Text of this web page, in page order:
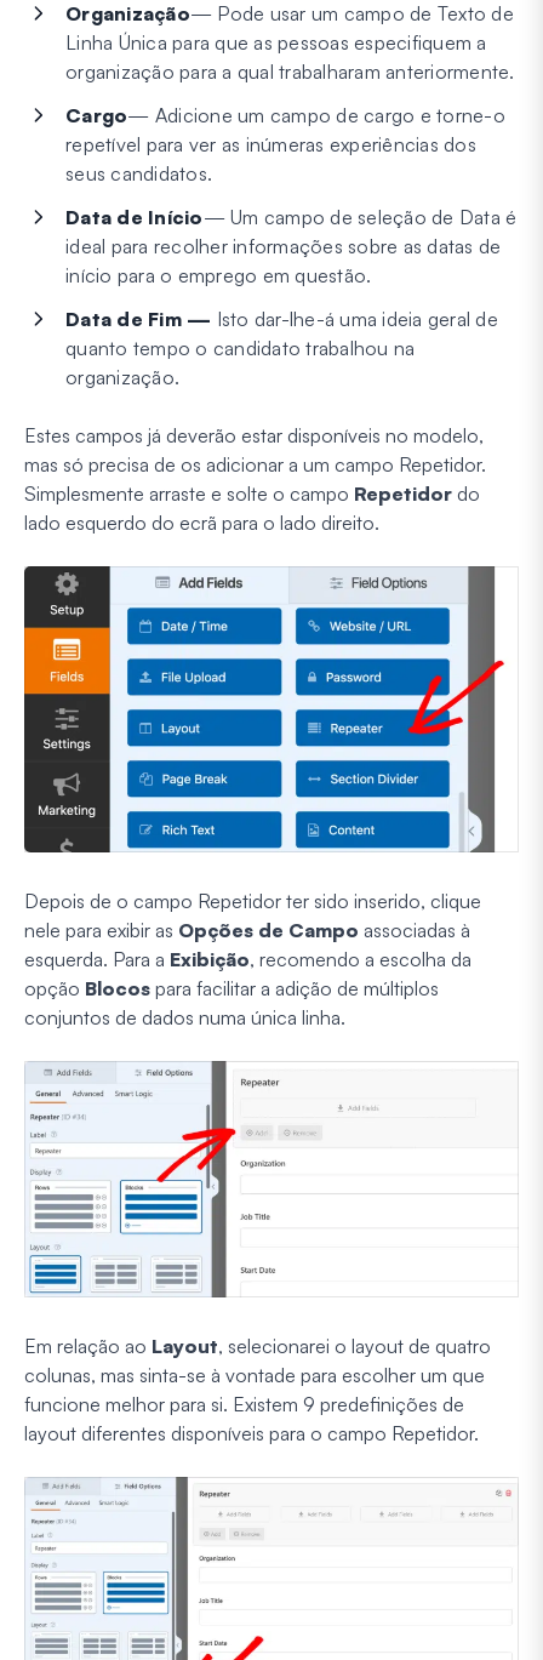
Organização— Pode usar um campo de Texto de
Linha Única para que as pessoas especifiquem a
organização para a qual trabalharam anteriormente.
Cargo— Adicione um campo de cargo e torne-o
repetível para ver as inúmeras experiências dos
seus candidatos.
Data de Início— Um campo de seleção de Data é
ideal para recolher informações sobre as datas de
início para o emprego em questão.
Data de Fim — Isto dar-lhe-á uma ideia geral de
quanto tempo o candidato trabalhou na
organização.
Estes campos já deverão estar disponíveis no modelo,
mas só precisa de os adicionar a um campo Repetidor.
Simplesmente arraste e solte o campo Repetidor do
lado esquerdo do ecrã para o lado direito.
Depois de o campo Repetidor ter sido inserido, clique
nele para exibir as Opções de Campo associadas à
esquerda. Para a Exibição, recomendo a escolha da
opção Blocos para facilitar a adição de múltiplos
conjuntos de dados numa única linha.
Em relação ao Layout, selecionarei o layout de quatro
colunas, mas sinta-se à vontade para escolher um que
funcione melhor para si. Existem 9 predefinições de
layout diferentes disponíveis para o campo Repetidor.